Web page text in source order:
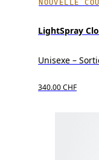
NOUVELLE
LightSpray
Unisexe –
340.00 CHF